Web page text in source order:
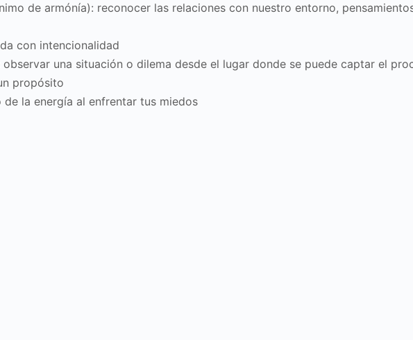
de armónía): reconocer las relaciones con nuestro entorno,
con intencionalidad
una situación o dilema desde el lugar donde se puede captar el
propósito
la energía al enfrentar tus miedos